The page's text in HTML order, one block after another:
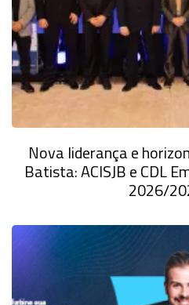
Nova liderança e
Batista: ACISJB e CDL
2026/